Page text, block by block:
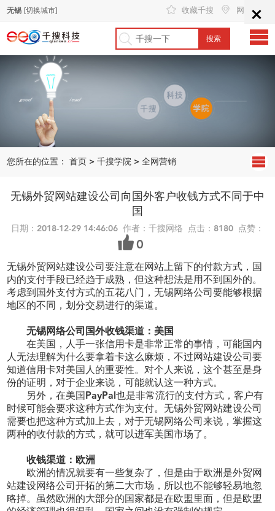
无锡 [切换城市] 收藏千搜 网站地图
您所在的位置： 首页 >千搜学院 >全网营销
无锡外贸网站建设公司向国外客户收钱方式不同于中
国
日期：2018-12-29 14:46:06 作者：千搜网络 点击：8180 点赞：
0
无锡外贸网站建设公司要注意在网站上留下的付款方式，国
内的支付手段已经趋于成熟，但这种想法是用不到国外的。
考虑到国外支付方式的五花八门，无锡网络公司要能够根据
地区的不同，划分交易进行的渠道。
无锡网络公司国外收钱渠道：美国
在美国，人手一张信用卡是非常正常的事情，可能国内
人无法理解为什么要拿着卡这么麻烦，不过网站建设公司要
知道信用卡对美国人的重要性。对个人来说，这个甚至是身
份的证明，对于企业来说，可能就认这一种方式。
另外，在美国 PayPal也是非常流行的支付方式，客户有
时候可能会要求这种方式作为支付。无锡外贸网站建设公司
需要也把这种方式加上去，对于无锡网络公司来说，掌握这
两种的收付款的方式，就可以进军美国市场了。
收钱渠道：欧洲
欧洲的情况就要有一些复杂了，但是由于欧洲是外贸网
站建设网络公司开拓的第二大市场，所以也不能够轻易地忽
略掉。虽然欧洲的大部分的国家都是在欧盟里面，但是欧盟
×